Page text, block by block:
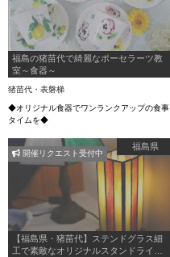
福島の猪苗代で綺麗なポーセラーツ教
室～食器～
猪苗代・表磐梯
◆オリジナル食器でワンランクアップの食事
タイムを◆
福島県
【福島県・猪苗代】ステンドグラス細
工で素敵なオリジナルスタンドライト
開催リクエスト受付中